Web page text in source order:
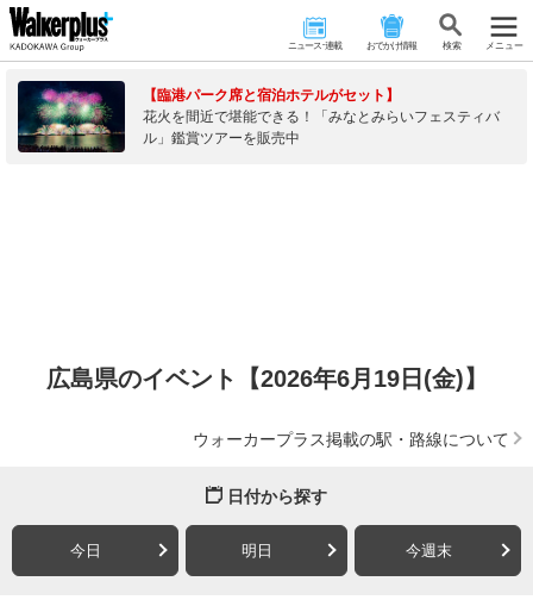
ニュース･連載 おでかけ情報 検 索 メニュー
【臨港パーク席と宿泊ホテルがセット】
花火を間近で堪能できる！「みなとみらいフェスティバ
ル」鑑賞ツアーを販売中
広島県のイベント【2026年6月19日(金)】
ウォーカープラス掲載の駅・路線について
日付から探す
今日 明日 今週末